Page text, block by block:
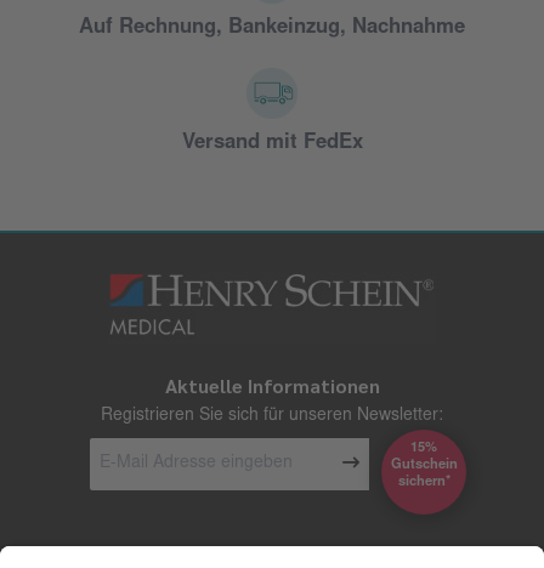
Auf Rechnung, Bankeinzug, Nachnahme
Versand mit FedEx
Aktuelle Informationen
Registrieren Sie sich für unseren Newsletter:
15%
Gutschein
*sichern